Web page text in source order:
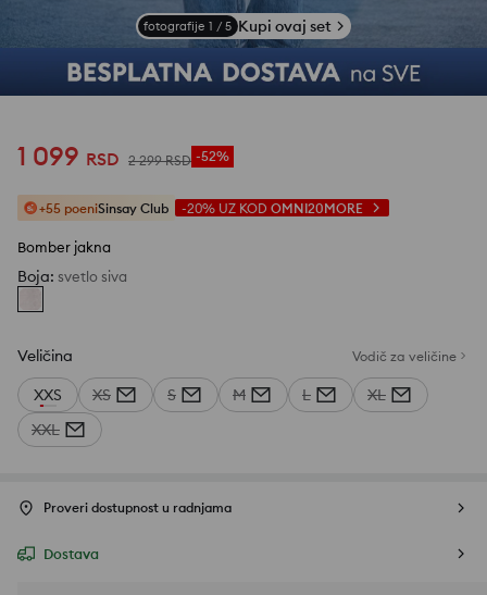
fotografije 1 / 5 Kupi ovaj set
1 099 RSD 2 299 RSD -52%
+55 poeniSinsay Club -20% UZ KOD OMNI20MORE
Bomber jakna
Boja: svetlo siva
Veličina Vodič za veličine
XXS XS S M L
XL
XXL
Proveri dostupnost u radnjama
Dostava